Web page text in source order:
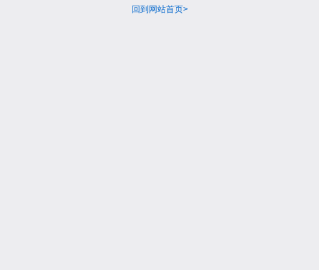
回到网站首页>